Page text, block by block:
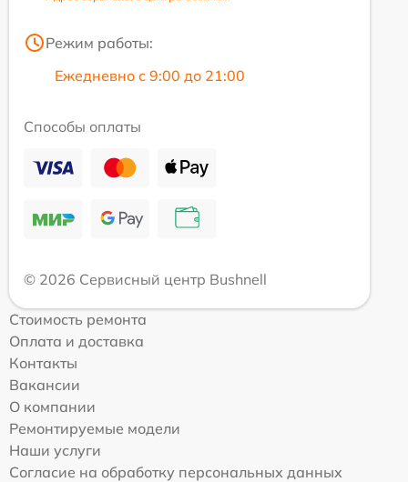
Режим работы:
Ежедневно с 9:00 до 21:00
Способы оплаты
© 2026 Сервисный центр Bushnell
Стоимость ремонта
Оплата и доставка
Контакты
Вакансии
О компании
Ремонтируемые модели
Наши услуги
Согласие на обработку персональных данных